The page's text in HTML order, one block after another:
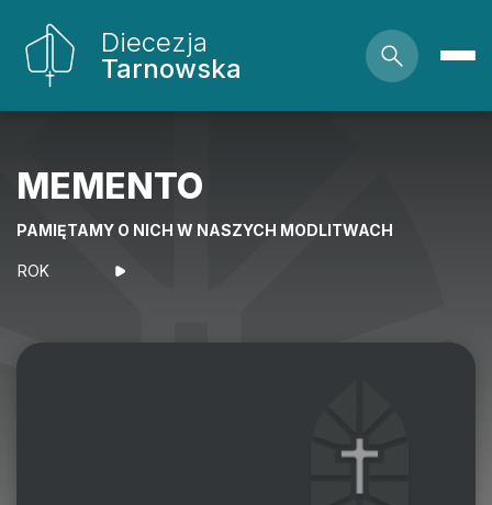
Diecezja
Tarnowska
MEMENTO
PAMIĘTAMY O NICH W NASZYCH MODLITWACH